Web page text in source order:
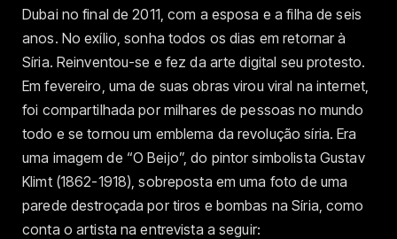
Dubai no final de 2011, com a esposa e a filha de seis
anos. No exílio, sonha todos os dias em retornar à
Síria. Reinventou-se e fez da arte digital seu protesto.
Em fevereiro, uma de suas obras virou viral na internet,
foi compartilhada por milhares de pessoas no mundo
todo e se tornou um emblema da revolução síria. Era
uma imagem de “O Beijo”, do pintor simbolista Gustav
Klimt (1862-1918), sobreposta em uma foto de uma
parede destroçada por tiros e bombas na Síria, como
conta o artista na entrevista a seguir: